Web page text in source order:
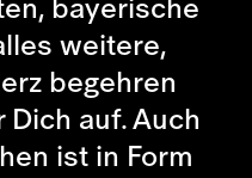
weitere,
begehren
auf. Auch
ist in Form